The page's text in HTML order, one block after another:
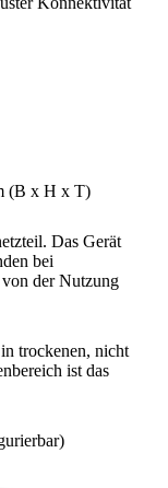
(B x H x T)
Das Gerät
bei
der Nutzung
trockenen, nicht
ist das